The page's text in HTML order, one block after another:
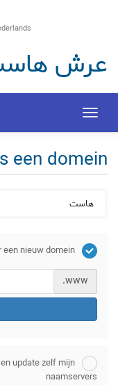
عرش
Toggle
navigation
een domein...
een nieuw domein
www.
update zelf mijn
naamservers